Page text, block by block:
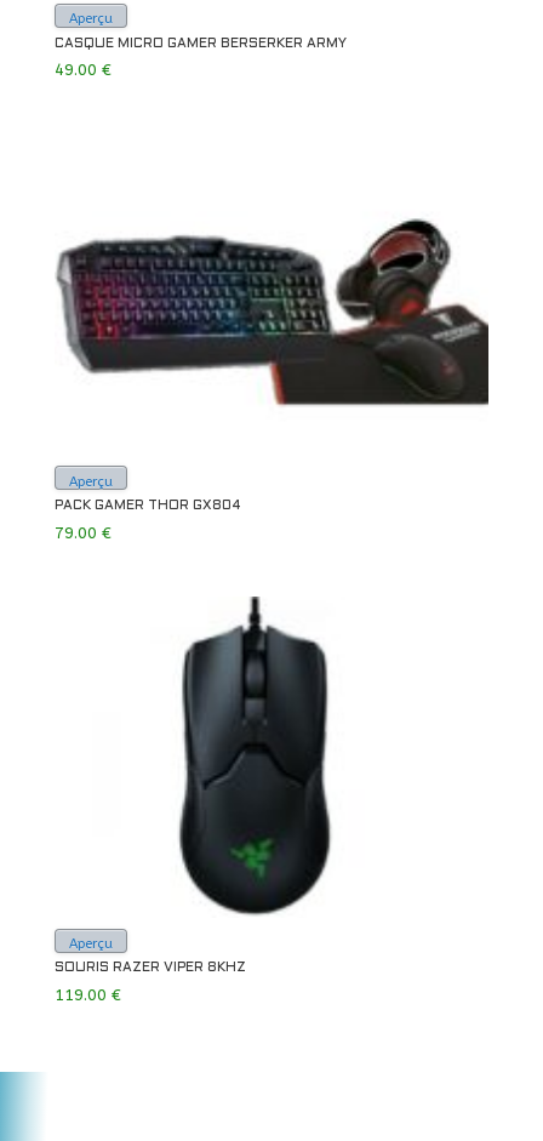
Aperçu
CASQUE MICRO GAMER BERSERKER ARMY
49.00 €
Aperçu
PACK GAMER THOR GX804
79.00 €
Aperçu
SOURIS RAZER VIPER 8KHZ
119.00 €